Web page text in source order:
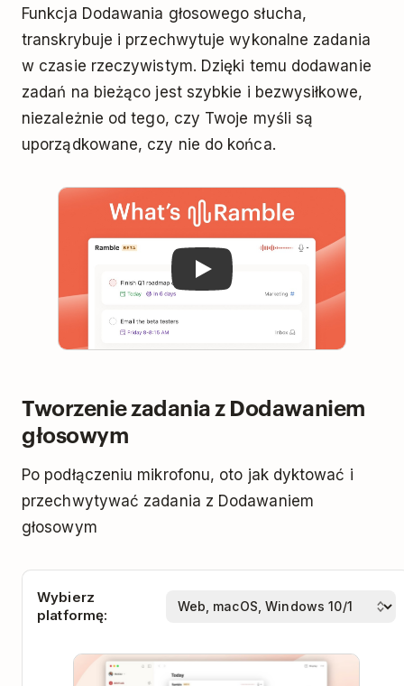
Funkcja Dodawania głosowego słucha,
transkrybuje i przechwytuje wykonalne zadania
w czasie rzeczywistym. Dzięki temu dodawanie
zadań na bieżąco jest szybkie i bezwysiłkowe,
niezależnie od tego, czy Twoje myśli są
uporządkowane, czy nie do końca.
Tworzenie zadania z Dodawaniem
głosowym
Po podłączeniu mikrofonu, oto jak dyktować i
przechwytywać zadania z Dodawaniem
głosowym
Wybierz
platformę:
Play